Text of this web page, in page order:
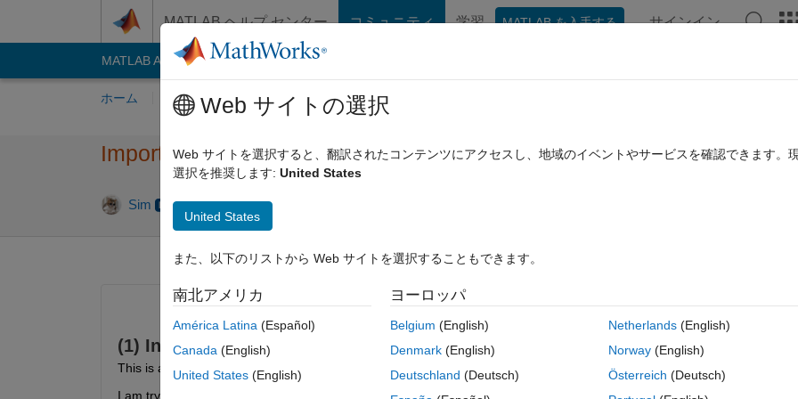
MATLAB ヘルプ センター コミュニティ 学習 MATLAB を入手する サインイン
MATLAB Answers File Exchange
ホーム 質問する 回答 閲覧 MATLAB に関する FAQ
Import numpy and scipy (maybe through Anaconda) in Matlab
Sim 2024 8 月 7
0 投票
(1) Introduction.
This is a follow up question of Call a Python function inside a MATLAB loop
I am trying to run the following
function (which is saved as ) on Matlab:
Web サイトの選択
Web サイトを選択すると、翻訳されたコンテンツにアクセスし、地域のイベントやサービスを確認できます。
選択を推奨します: United States
United States
また、以下のリストから Web サイトを選択することもできます。
南北アメリカ
América Latina (Español)
Canada (English)
United States (English)
ヨーロッパ
Belgium (English)
Denmark (English)
Deutschland (Deutsch)
Netherlands(English)
Norway(English)
Österreich (Deutsch)